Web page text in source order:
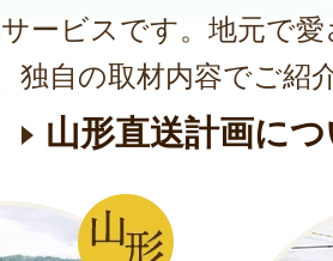
ービスです。地元で
独自の取材内容でご紹
山形直送計画に